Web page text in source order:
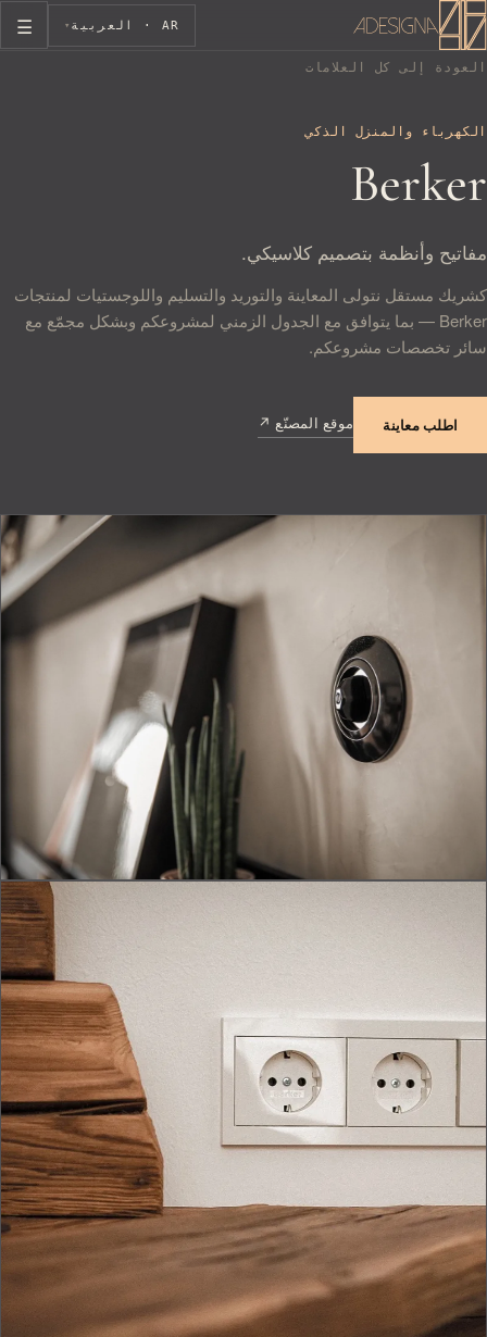
AR · العربية ▾
☰
العودة إلى كل العلامات
الكهرباء والمنزل الذكي
Berker
مفاتيح وأنظمة بتصميم كلاسيكي.
كشريك مستقل نتولى المعاينة والتوريد والتسليم واللوجستيات لمنتجات
Berker — بما يتوافق مع الجدول الزمني لمشروعكم وبشكل مجمّع مع
سائر تخصصات مشروعكم.
اطلب معاينة موقع المصنّع ↗